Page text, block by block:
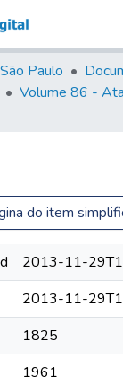
&
Coleções
Tudo na
Paulo
do item
2013-11-
2013-11-
1825
1961